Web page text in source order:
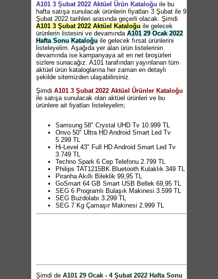
A101 3 Şubat 2022 Aktüel Ürün Kataloğu ile bu
hafta satışa sunulacak ürünlerin fiyatları 3 Şubat ile 9
Şubat 2022 tarihleri arasında geçerli olacak. Şimdi
A101 3 Şubat 2022 Aktüel Kataloğu ile gelecek
ürünlerin listesini ve devamında A101 29 Ocak 2022
Hafta Sonu Kataloğu ile gelecek fırsat ürünlerini
listeleyelim. Aşağıda yer alan ürün listelerinin
devamında ise kampanyaya ait en net broşürleri
sizlere sunacağız. A101 tarafından yayınlanan tüm
aktüel ürün kataloglarına her zaman en detaylı
şekilde sitemizden ulaşabilirsiniz.
Şimdi A101 3 Şubat 2022 Aktüel Ürünler Kataloğu
ile satışa sunulacak olan aktüel ürünleri ve bu
ürünlere ait fiyatları listeleyelim;
Samsung 58" Crystal UHD Tv 10.999 TL
Onvo 50" Ultra HD Android Smart Led Tv
5.299 TL
Hi-Level 43" Full HD Android Smart Led Tv
3.749 TL
Techno Spark 6 Cep Telefonu 2.799 TL
Philips TAT1215BK Bluetooth Kulaklık 349 TL
Piranha Akıllı Bileklik 99,95 TL
GoSmart 64 GB Smart USB Bellek 69,95 TL
SEG 6 Programlı Bulaşık Makinesi 3.599 TL
SEG Buzdolabı 3.299 TL
SEG 7 Kg Çamaşır Makinesi 2.999 TL
8 Raflı Çok Amaçlı Dolap 679,95 TL
Sunny Melod Multi Blender Seti 459 TL
Kiwi Elektrikli Süpürge 449 TL
Şimdi de A101 29 Ocak - 4 Şubat 2022 Hafta Sonu